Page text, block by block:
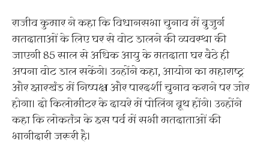
राजीव कुमार ने कहा कि विधानसभा चुनाव में बुजुर्ग
मतदाताओं के लिए घर से वोट डालने की व्यवस्था की
जाएगी 85 साल से अधिक आयु के मतदाता घर बैठे ही
अपना वोट डाल सकेंगे। उन्होंने कहा, आयोग का महाराष्ट्र
और झारखंड में निष्पक्ष और पारदर्शी चुनाव कराने पर जोर
होगा। दो किलोमीटर के दायरे में पोलिंग बूथ होंगे। उन्होंने
कहा कि लोकतंत्र के इस पर्व में सभी मतदाताओं की
भागीदारी जरूरी है।